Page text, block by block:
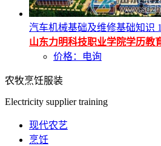
汽车机械基础及维修基础知识
山东力明科技职业学院学历教
价格：电询
农牧烹饪服装
Electricity supplier training
现代农艺
烹饪